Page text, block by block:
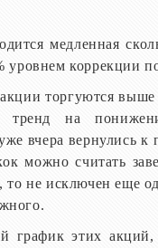
медленная
уровнем коррекции
торгуются
на
вчера вернулись
можно считать
то не исключен еще
график этих